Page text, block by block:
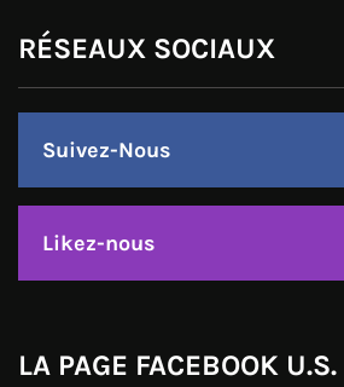
RÉSEAUX SOCIAUX
Suivez-Nous
Likez-nous
LA PAGE FACEBOOK